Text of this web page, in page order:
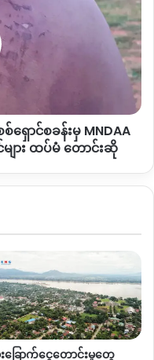
ောင်စခန်းမှ MNDAA
ျား ထပ်မံ တောင်းဆို
းခြောက်ငွေတောင်းမှုတွေ